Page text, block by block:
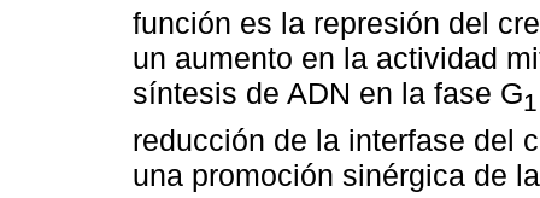
función es la represión del
un aumento en la actividad
síntesis de ADN en la fase G1
reducción de la interfase del
una promoción sinérgica de